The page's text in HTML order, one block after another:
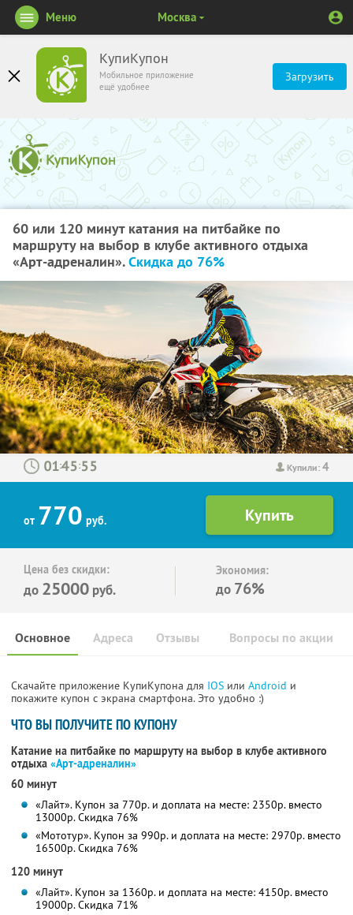
КупиКупон
Мобильное приложение
ещё удобнее
Загрузить
Меню Москва
60 или 120 минут катания на питбайке по
маршруту на выбор в клубе активного отдыха
«Арт-адреналин».Скидка до 76%
Купили:4
: :
от 770 руб.
Цена без скидки:
до 25000 руб.
Экономия:
до 76%
Основное Отзывы Вопросы по акции
Адреса
Скачайте приложение КупиКупона для IOS или Android и
покажите купон с экрана смартфона. Это удобно :)
ЧТО ВЫ ПОЛУЧИТЕ ПО КУПОНУ
Катание на питбайке по маршруту на выбор в клубе активного
отдыха «Арт-адреналин»
60 минут
«Лайт». Купон за 770р. и доплата на месте: 2350р. вместо
13000р. Скидка 76%
«Мототур». Купон за 990р. и доплата на месте: 2970р. вместо
16500р. Скидка 76%
120 минут
«Лайт». Купон за 1360р. и доплата на месте: 4150р. вместо
19000р. Скидка 71%